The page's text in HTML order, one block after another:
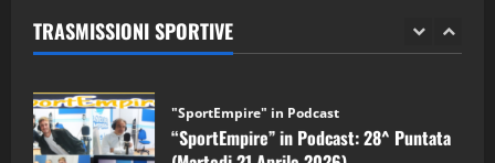
TRASMISSIONI SPORTIVE
2 28/04/2026
“SportEmpire” in Podcast: 28^ Puntata
(Martedi 21 Aprile 2026)